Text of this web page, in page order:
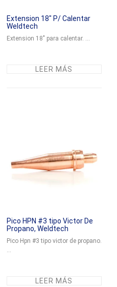
Extension 18″ P/ Calentar
Weldtech
Extension 18" para calentar. ...
LEER MÁS
Pico HPN #3 tipo Victor De
Propano, Weldtech
Pico Hpn #3 tipo victor de propano.
LEER MÁS